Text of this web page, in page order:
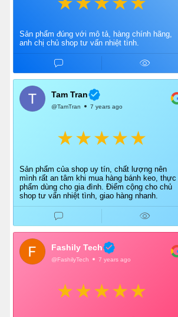
Sản phẩm đúng với mô tả, hàng chính hãng,
anh chị chủ shop tư vấn nhiệt tình.
Tam Tran
@TamTran 7 years ago
Sản phẩm của shop uy tín, chất lượng nên
mình rất an tâm khi mua hàng bánh keo, thực
phẩm dùng cho gia đình. Điểm cộng cho chủ
shop tư vấn nhiệt tình, giao hàng nhanh.
Fashily Tech
@FashilyTech 7 years ago